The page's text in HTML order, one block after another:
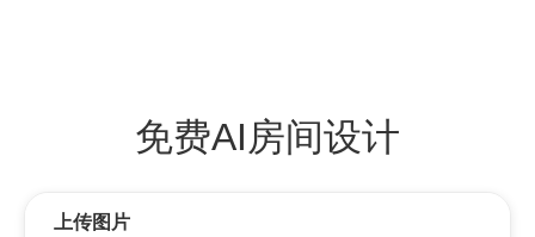
免费AI房间设计
上传图片